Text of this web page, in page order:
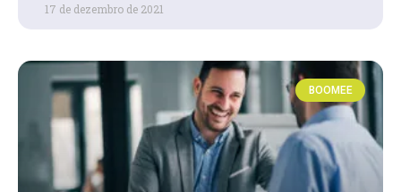
17 de dezembro de 2021
BOOMEE